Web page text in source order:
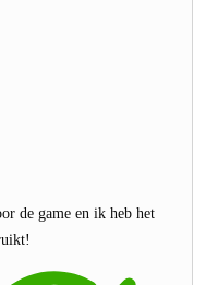
de game en ik heb het